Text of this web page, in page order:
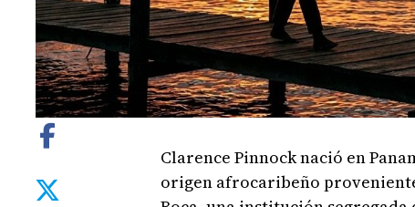
Clarence Pinnock nació en
origen afrocaribeño